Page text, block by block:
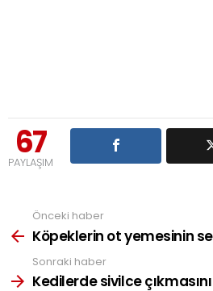
67
PAYLAŞIM
more
Önceki haber
Köpeklerin ot yemesinin
Sonraki haber
Kedilerde sivilce